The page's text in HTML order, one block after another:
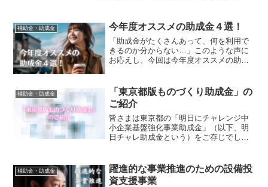
定されている第10回公募は、10月～11月
頃の締切...
補助金・助成金 今年度オススメの助成⾦４選！
「助成⾦がたくさんあって、何を利⽤で
きるのか分からない…」このような声に
お応えし、今回は今年度オススメの助成
去に利⽤したことがある⽅も必⾒です！
助成⾦と補助金の違いを理...
補助金・助成金
「東京都版ものづくり助成金」の
ご紹介
皆さまは東京都の「明日にチャレンジ中
小企業基盤強化事業助成金」（以下、明
日チャレ助成金という）をご存じでしょ
で1,000万円、一般区分で2,000万円、助
成率が3分の2...
補助金・助成金
躍進的な事業推進のための設備投
資支援事業